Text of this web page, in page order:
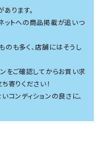
ります。
ットへの商品掲載が追いつ
も多く、店舗にはそうし
をご確認してからお買い求
寄りください！
コンディションの良さに、